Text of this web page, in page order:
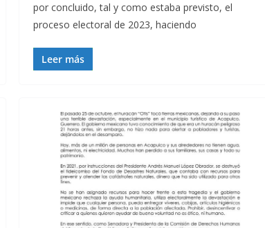
por concluido, tal y como estaba previsto, el
proceso electoral de 2023, haciendo
Leer más